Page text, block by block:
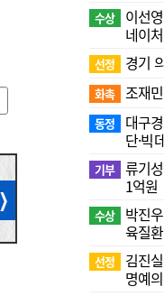
수상
이선
네이
선정 경기
화촉 조재
동정
대구
단·빅
기부 류기
1억원
수상
박진
육질
선정
김진
명예